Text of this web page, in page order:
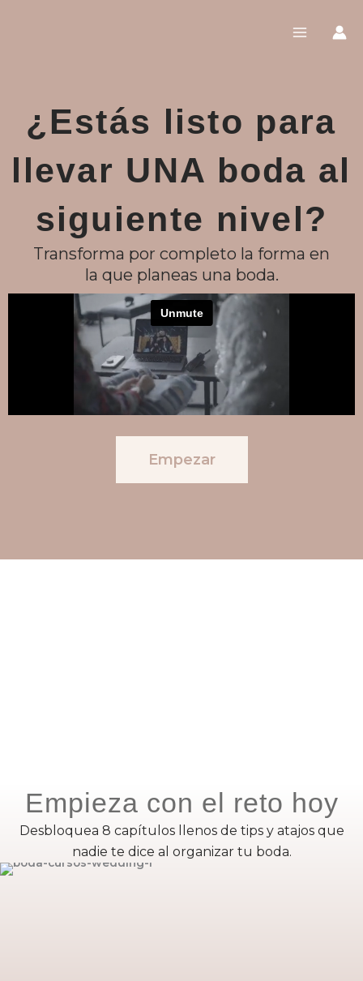
¿Estás listo para
llevar UNA boda al
siguiente nivel?
Transforma por completo la forma en
la que planeas una boda.
Empezar
Empieza con el reto hoy
Desbloquea 8 capítulos llenos de tips y atajos que
nadie te dice al organizar tu boda.